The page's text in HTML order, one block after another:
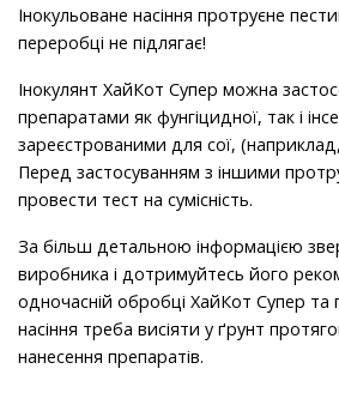
Інокульоване насіння протруєне
переробці не підлягає!
Інокулянт ХайКот Супер можна
препаратами як фунгіцидної, так і
зареєстрованими для сої,
Перед застосуванням з іншими
провести тест на сумісність.
За більш детальною інформацією
виробника і дотримуйтесь його
одночасній обробці ХайКот Супер та
насіння треба висіяти у ґрунт
нанесення препаратів.